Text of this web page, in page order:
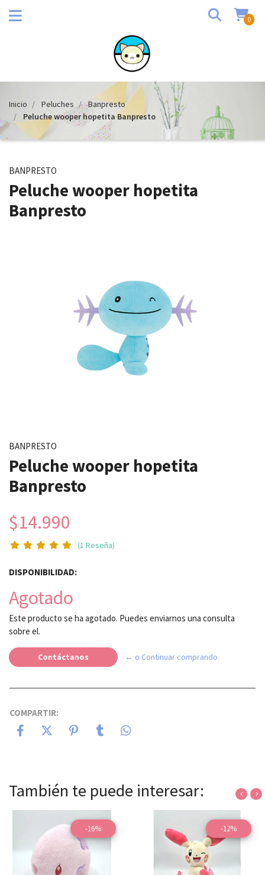
0
Inicio Peluches
Banpresto
Peluche wooper hopetita Banpresto
BANPRESTO
Peluche wooper hopetita
Banpresto
BANPRESTO
Peluche wooper hopetita
Banpresto
$14.990
(1 Reseña)
DISPONIBILIDAD:
Agotado
Este producto se ha agotado. Puedes enviarnos una consulta
sobre el.
Contáctanos ← o Continuar comprando
COMPARTIR:
También te puede interesar:
-16% -12%
‹ ›